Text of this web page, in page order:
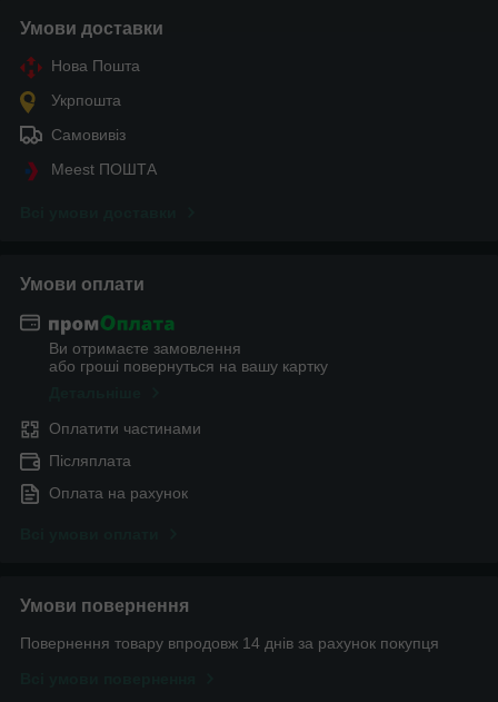
Умови доставки
Нова Пошта
Укрпошта
Самовивіз
Meest ПОШТА
Умови оплати
Ви отримаєте замовлення
або гроші повернуться на вашу картку
Оплатити частинами
Післяплата
Оплата на рахунок
Умови повернення
Повернення товару впродовж 14 днів за рахунок покупця